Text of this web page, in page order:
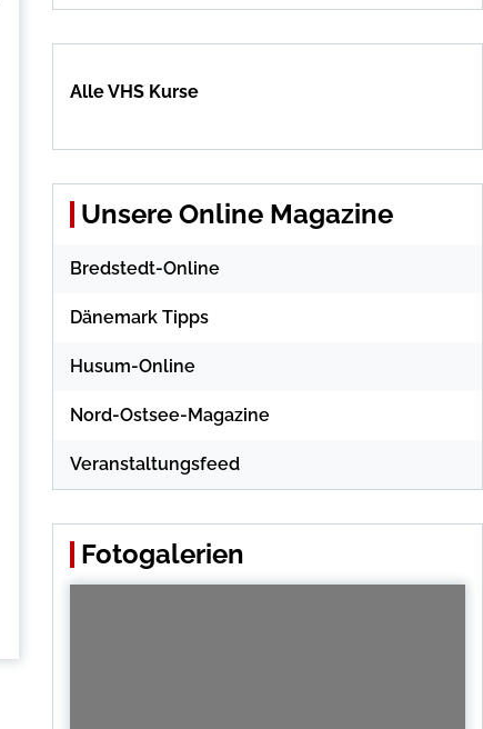
Alle VHS Kurse
Unsere Online Magazine
Bredstedt-Online
Dänemark Tipps
Husum-Online
Nord-Ostsee-Magazine
Veranstaltungsfeed
Fotogalerien